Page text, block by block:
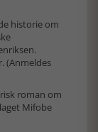
historie om
(Anmeldes
roman om
Mifobe